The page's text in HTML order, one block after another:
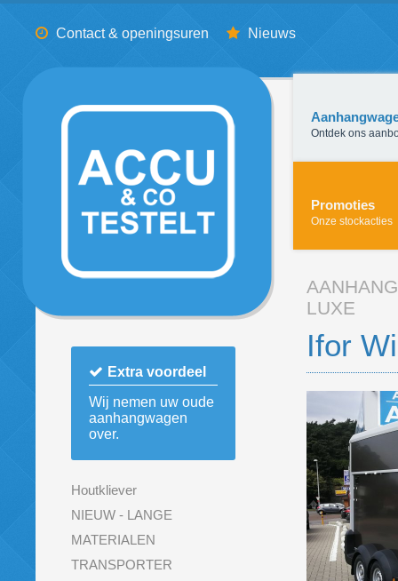
Contact & openingsuren Nieuws
Extra voordeel
Wij nemen uw oude
aanhangwagen
over.
Houtkliever
NIEUW - LANGE
MATERIALEN
TRANSPORTER
Ontdek ons
Promoties
Onze stockacties
LUXE
Ifor